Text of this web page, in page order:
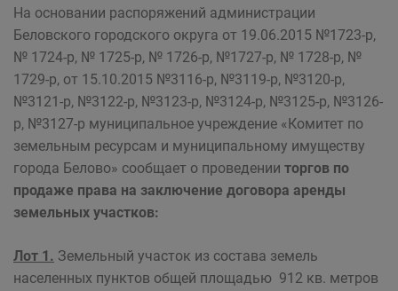
На основании распоряжений администрации
Беловского городского округа от 19.06.2015 №1723-р,
№ 1724-р, № 1725-р, № 1726-р, №1727-р, № 1728-р, №
1729-р, от 15.10.2015 №3116-р, №3119-р, №3120-р,
№3121-р, №3122-р, №3123-р, №3124-р, №3125-р, №3126-
р, №3127-р муниципальное учреждение «Комитет по
земельным ресурсам и муниципальному имуществу
города Белово» сообщает о проведении торгов по
продаже права на заключение договора аренды
земельных участков:
Лот 1. Земельный участок из состава земель
населенных пунктов общей площадью 912 кв. метров